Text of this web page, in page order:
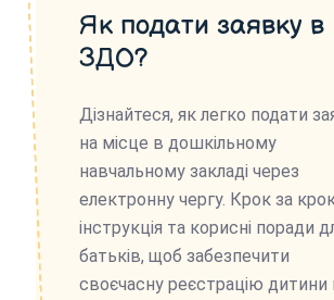
Як подати заявку в
ЗДО?
Дізнайтеся, як легко подати
на місце в дошкільному
навчальному закладі через
електронну чергу. Крок за
інструкція та корисні поради
батьків, щоб забезпечити
своєчасну реєстрацію дитини